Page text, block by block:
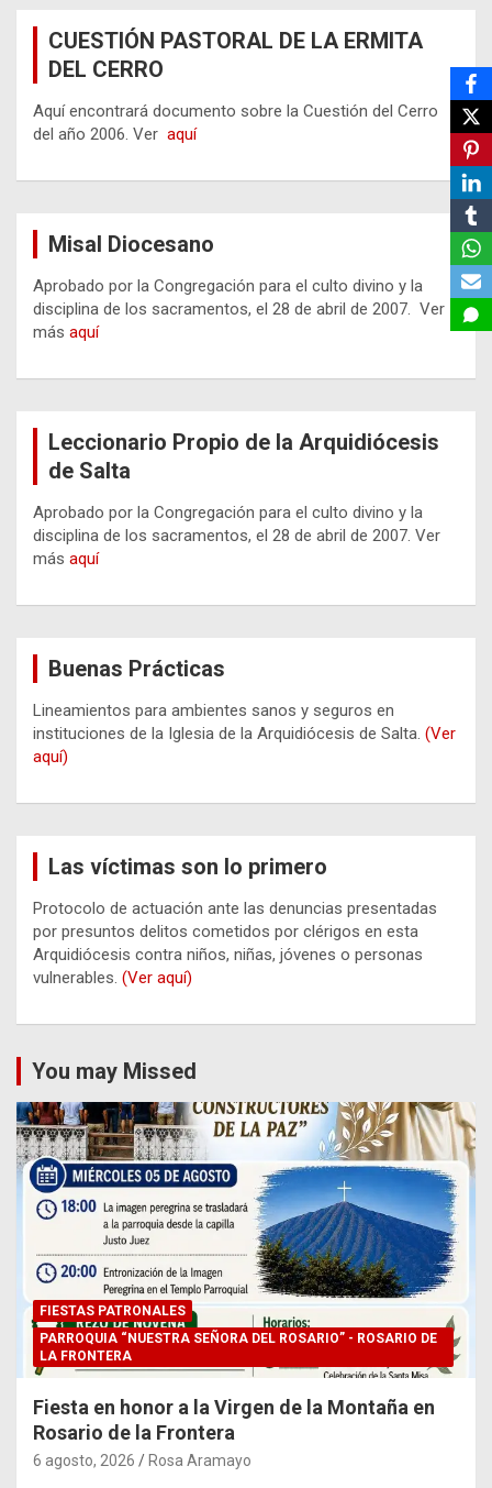
CUESTIÓN PASTORAL DE LA ERMITA
DEL CERRO
Aquí encontrará documento sobre la Cuestión del Cerro
del año 2006. Ver aquí
Misal Diocesano
Aprobado por la Congregación para el culto divino y la
disciplina de los sacramentos, el 28 de abril de 2007. Ver
más aquí
Leccionario Propio de la Arquidiócesis
de Salta
Aprobado por la Congregación para el culto divino y la
disciplina de los sacramentos, el 28 de abril de 2007. Ver
más aquí
Buenas Prácticas
Lineamientos para ambientes sanos y seguros en
instituciones de la Iglesia de la Arquidiócesis de Salta. (Ver
aquí)
Las víctimas son lo primero
Protocolo de actuación ante las denuncias presentadas
por presuntos delitos cometidos por clérigos en esta
Arquidiócesis contra niños, niñas, jóvenes o personas
vulnerables. (Ver aquí)
You may Missed
FIESTAS PATRONALES
PARROQUIA “NUESTRA SEÑORA DEL ROSARIO” - ROSARIO DE
LA FRONTERA
Fiesta en honor a la Virgen de la Montaña en
Rosario de la Frontera
6 agosto, 2026 Rosa Aramayo